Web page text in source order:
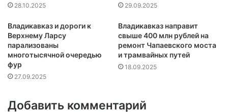
28.10.2025 29.09.2025
Владикавказ и дороги к
Верхнему Ларсу
парализованы
многотысячной очередью
фур
27.09.2025
Владикавказ направит
свыше 400 млн рублей на
ремонт Чапаевского моста
и трамвайных путей
18.09.2025
Добавить комментарий